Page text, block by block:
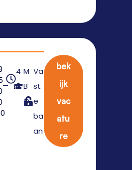
4
0
M
B
O
Va
st
e
ba
an
bek
ijk
vac
atu
re